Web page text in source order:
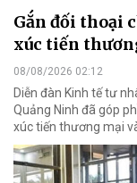
Gắn đối thoại
xúc tiến
08/08/2026 02:12
Diễn đàn Kinh tế tư
Quảng Ninh đã góp
xúc tiến thương mại